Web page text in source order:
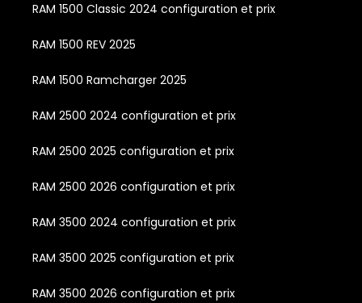
RAM 1500 Classic 2024 configuration et prix
RAM 1500 REV 2025
RAM 1500 Ramcharger 2025
RAM 2500 2024 configuration et prix
RAM 2500 2025 configuration et prix
RAM 2500 2026 configuration et prix
RAM 3500 2024 configuration et prix
RAM 3500 2025 configuration et prix
RAM 3500 2026 configuration et prix